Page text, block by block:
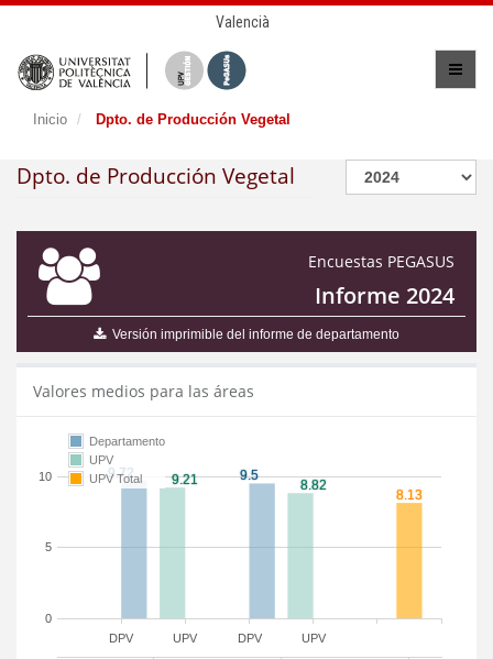
Valencià
Inicio Dpto. de Producción Vegetal
Dpto. de Producción Vegetal
Encuestas PEGASUS
Informe 2024
Versión imprimible del informe de departamento
Valores medios para las áreas
DPV DPV
UPV UPV
0
5
10
Departamento
UPV
UPV Total